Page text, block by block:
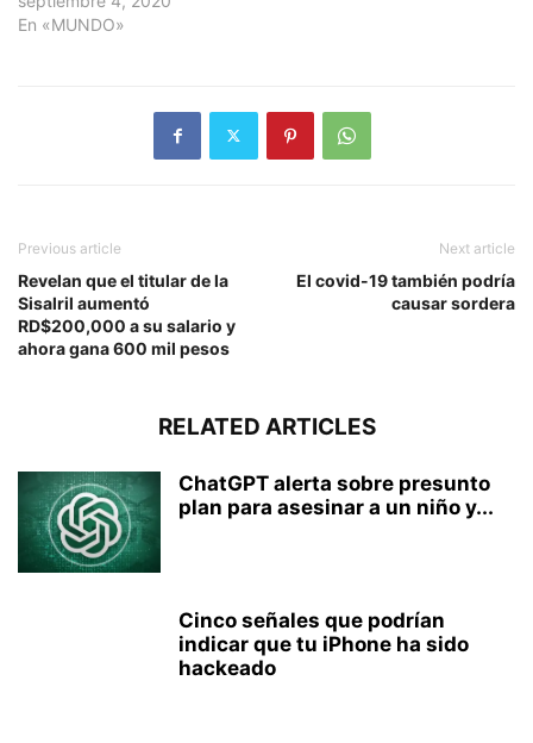
En «MUNDO»
Previous article
Revelan que el titular de la
Sisalril aumentó
RD$200,000 a su salario y
ahora gana 600 mil pesos
Next article
El covid-19 también podría
causar sordera
RELATED ARTICLES
ChatGPT alerta sobre presunto
plan para asesinar a un niño y...
Cinco señales que podrían
indicar que tu iPhone ha sido
hackeado